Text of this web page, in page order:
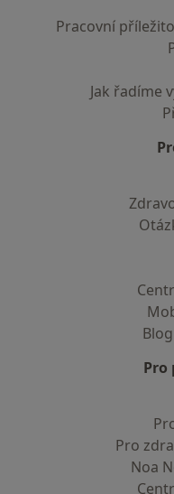
Pracovní
Jak řadíme
Pro
Pro
Noa